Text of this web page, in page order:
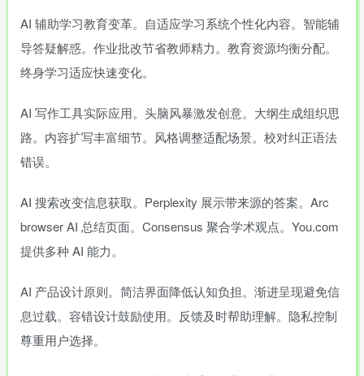
AI 辅助学习教育变革。自适应学习系统个性化内容。智能辅
导答疑解惑。作业批改节省教师精力。教育资源均衡分配。
终身学习适应快速变化。
AI 写作工具实际应用。头脑风暴激发创意。大纲生成组织思
路。内容扩写丰富细节。风格调整适配场景。校对纠正语法
错误。
AI 搜索改变信息获取。Perplexity 展示带来源的答案。Arc
browser AI 总结页面。Consensus 聚合学术观点。You.com
提供多种 AI 能力。
AI 产品设计原则。简洁界面降低认知负担。渐进呈现避免信
息过载。容错设计鼓励使用。反馈及时帮助理解。隐私控制
尊重用户选择。